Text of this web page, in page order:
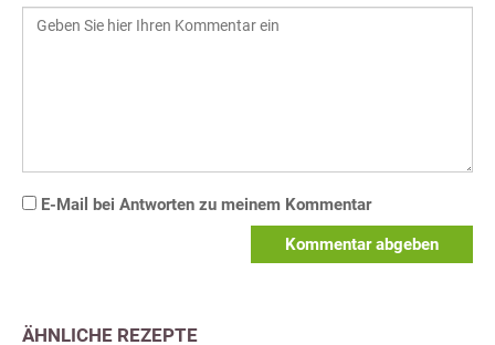
E-Mail bei Antworten zu meinem Kommentar
Kommentar abgeben
ÄHNLICHE REZEPTE